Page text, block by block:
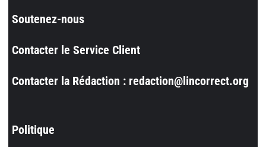
Soutenez-nous
Contacter le Service Client
Contacter la Rédaction : redaction@lincorrect.org
Politique